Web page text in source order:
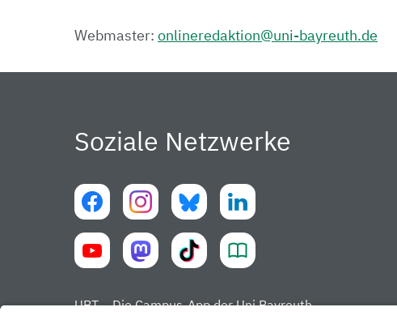
Webmaster: onlineredaktion@uni-bayreuth.de
Soziale Netzwerke
UBT – Die Campus-App der Uni Bayreuth